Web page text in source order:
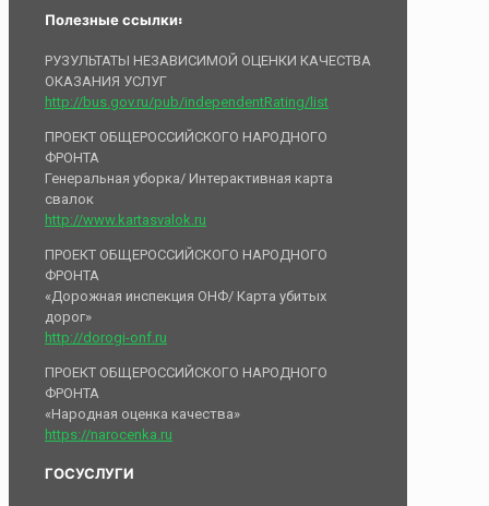
Полезные ссылки:
РУЗУЛЬТАТЫ НЕЗАВИСИМОЙ ОЦЕНКИ КАЧЕСТВА
ОКАЗАНИЯ УСЛУГ
http://bus.gov.ru/pub/independentRating/list
ПРОЕКТ ОБЩЕРОССИЙСКОГО НАРОДНОГО
ФРОНТА
Генеральная уборка/ Интерактивная карта
свалок
http://www.kartasvalok.ru
ПРОЕКТ ОБЩЕРОССИЙСКОГО НАРОДНОГО
ФРОНТА
«Дорожная инспекция ОНФ/ Карта убитых
дорог»
http://dorogi-onf.ru
ПРОЕКТ ОБЩЕРОССИЙСКОГО НАРОДНОГО
ФРОНТА
«Народная оценка качества»
https://narocenka.ru
ГОСУСЛУГИ